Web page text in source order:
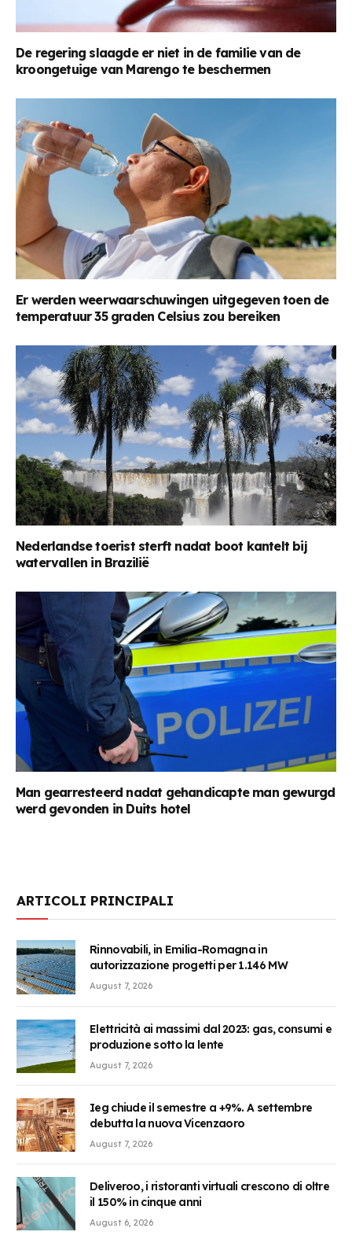
De regering slaagde er niet in de familie van de
kroongetuige van Marengo te beschermen
Er werden weerwaarschuwingen uitgegeven toen de
temperatuur 35 graden Celsius zou bereiken
Nederlandse toerist sterft nadat boot kantelt bij
watervallen in Brazilië
Man gearresteerd nadat gehandicapte man gewurgd
werd gevonden in Duits hotel
ARTICOLI PRINCIPALI
Rinnovabili, in Emilia-Romagna in
autorizzazione progetti per 1.146 MW
August 7, 2026
Elettricità ai massimi dal 2023: gas, consumi e
produzione sotto la lente
August 7, 2026
Ieg chiude il semestre a +9%. A settembre
debutta la nuova Vicenzaoro
August 7, 2026
Deliveroo, i ristoranti virtuali crescono di oltre
il 150% in cinque anni
August 6, 2026